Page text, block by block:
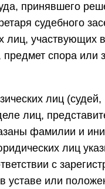
принявшего
судебного
лиц, участвующих
предмет спора или
лиц (судей,
лиц,
фамилии и
лиц
с
уставе или